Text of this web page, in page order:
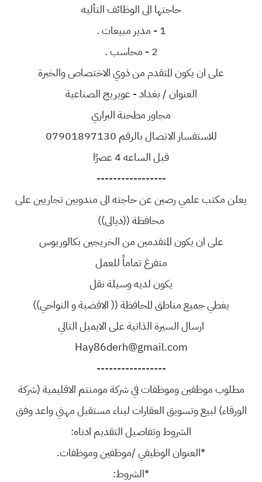
حاجتها الى الوظائف التأليه
1 - مدير مبيعات .
2 - محاسب .
على ان يكون المتقدم من ذوي الاختصاص والخبرة
العنوان / بغداد - عويريج الصناعية
مجاور مطحنة البراري
للاستفسار الاتصال بالرقم 07901897130
قبل الساعه 4 عصرًا
-----------------
يعلن مكتب علمي رصين عن حاجته الى مندوبين تجاريين على
محافظة ((ديالى))
على ان يكون المتقدمين من الخريجين بكالوريوس
متفرغ تماماً للعمل
يكون لديه وسيلة نقل
يغطي جميع مناطق المحافظة (( الاقضية و النواحي))
ارسال السيرة الذاتية على الايميل التالي
Hay86derh@gmail.com
-----------------
مطلوب موظفين وموظفات في شركة مومنتم الاقليمية (شركة
الورقاء) لبيع وتسويق العقارات لبناء مستقبل مهني واعد وفق
الشروط وتفاصيل التقديم ادناه:
*العنوان الوظيفي /موظفين وموظفات.
*الشروط: